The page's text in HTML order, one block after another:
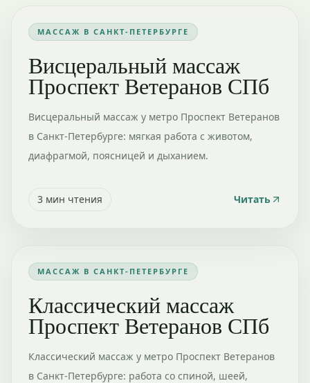
МАССАЖ В САНКТ-ПЕТЕРБУРГЕ
Висцеральный массаж
Проспект Ветеранов СПб
Висцеральный массаж у метро Проспект Ветеранов
в Санкт-Петербурге: мягкая работа с животом,
диафрагмой, поясницей и дыханием.
3 мин чтения Читать
МАССАЖ В САНКТ-ПЕТЕРБУРГЕ
Классический массаж
Проспект Ветеранов СПб
Классический массаж у метро Проспект Ветеранов
в Санкт-Петербурге: работа со спиной, шеей,